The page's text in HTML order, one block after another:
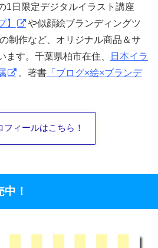
1日限定デジタルイラスト講座
】
や似顔絵ブランディングツ
の制作など、オリジナル商品＆サ
ます。千葉県柏市在住、
日本イラ
。著書「ブログ×絵×ブランデ
フィールはこちら！
！